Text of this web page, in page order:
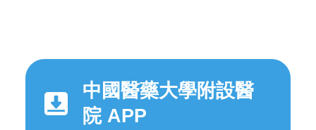
中國醫藥大學附設醫
院 APP